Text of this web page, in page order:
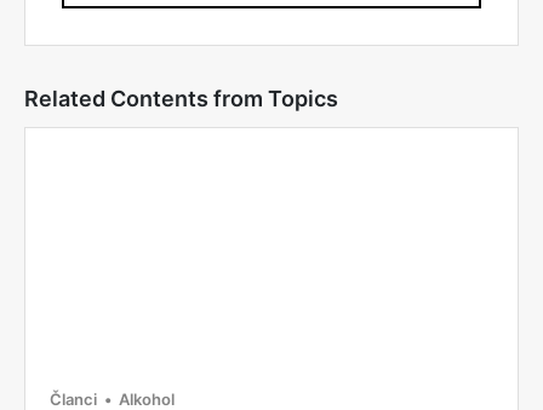
Related Contents from Topics
Članci Alkohol